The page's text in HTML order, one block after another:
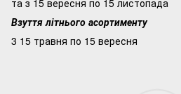
та з 15 вересня по 15 листопада
Взуття літнього асортименту
3 15 травня по 15 вересня